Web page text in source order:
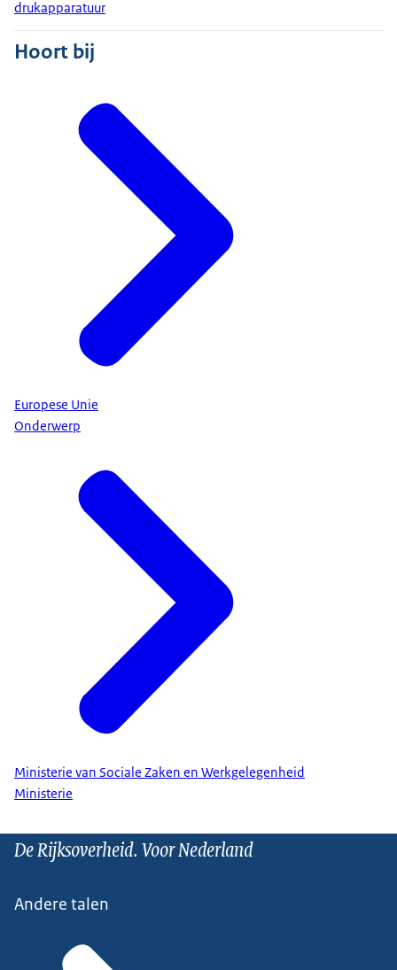
drukapparatuur
Hoort bij
Europese Unie
Onderwerp
Ministerie van Sociale Zaken en Werkgelegenheid
Ministerie
De Rijksoverheid. Voor Nederland
Andere talen